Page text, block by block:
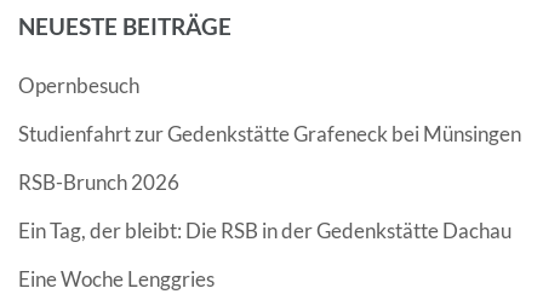
NEUESTE BEITRÄGE
Opernbesuch
Studienfahrt zur Gedenkstätte Grafeneck bei Münsingen
RSB-Brunch 2026
Ein Tag, der bleibt: Die RSB in der Gedenkstätte Dachau
Eine Woche Lenggries